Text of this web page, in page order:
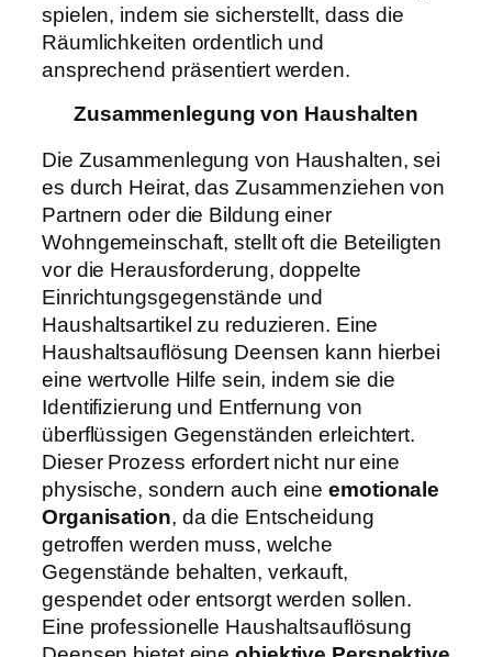
spielen, indem sie sicherstellt, dass die
Räumlichkeiten ordentlich und
ansprechend präsentiert werden.
Zusammenlegung von Haushalten
Die Zusammenlegung von Haushalten, sei
es durch Heirat, das Zusammenziehen von
Partnern oder die Bildung einer
Wohngemeinschaft, stellt oft die Beteiligten
vor die Herausforderung, doppelte
Einrichtungsgegenstände und
Haushaltsartikel zu reduzieren. Eine
Haushaltsauflösung Deensen kann hierbei
eine wertvolle Hilfe sein, indem sie die
Identifizierung und Entfernung von
überflüssigen Gegenständen erleichtert.
Dieser Prozess erfordert nicht nur eine
physische, sondern auch eineemotionale
Organisation, da die Entscheidung
getroffen werden muss, welche
Gegenstände behalten, verkauft,
gespendet oder entsorgt werden sollen.
Eine professionelle Haushaltsauflösung